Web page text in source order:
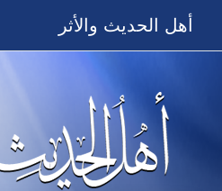
أهل الحديث والأثر